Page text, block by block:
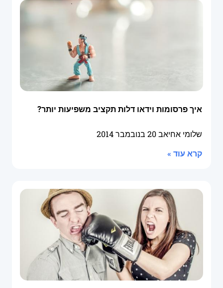
איך פרסומות וידאו דלות תקציב משפיעות יותר?
שלומי אחיאב20 בנובמבר 2014
קרא עוד »